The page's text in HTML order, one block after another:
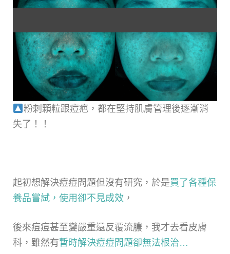
粉刺顆粒跟痘疤，都在堅持肌膚管理後逐漸消
失了！！
起初想解決痘痘問題但沒有研究，於是買了各種保
養品嘗試，使用卻不見成效 ，
後來痘痘甚至變嚴重還反覆流膿，我才去看皮膚
科，雖然有暫時解決痘痘問題卻無法根治…